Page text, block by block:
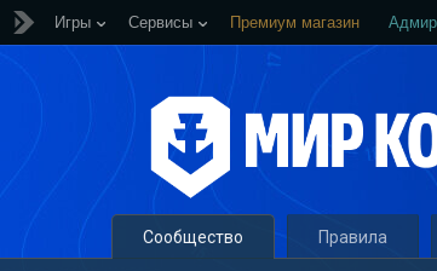
Игры Сервисы Премиум магазин
Сообщество Правила